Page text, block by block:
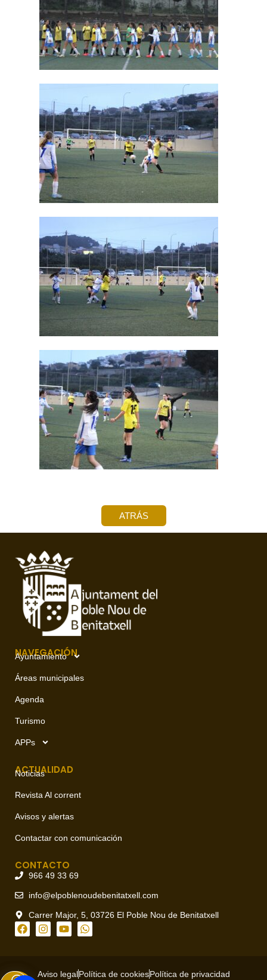
ATRÁS
NAVEGACIÓN
Ayuntamiento
Áreas municipales
Agenda
Turismo
APPs
ACTUALIDAD
Noticias
Revista Al corrent
Avisos y alertas
Contactar con comunicación
CONTACTO
966 49 33 69
info@elpoblenoudebenitatxell.com
Carrer Major, 5, 03726 El Poble Nou de Benitatxell
Aviso legalPolítica de cookiesPolítica de privacidad